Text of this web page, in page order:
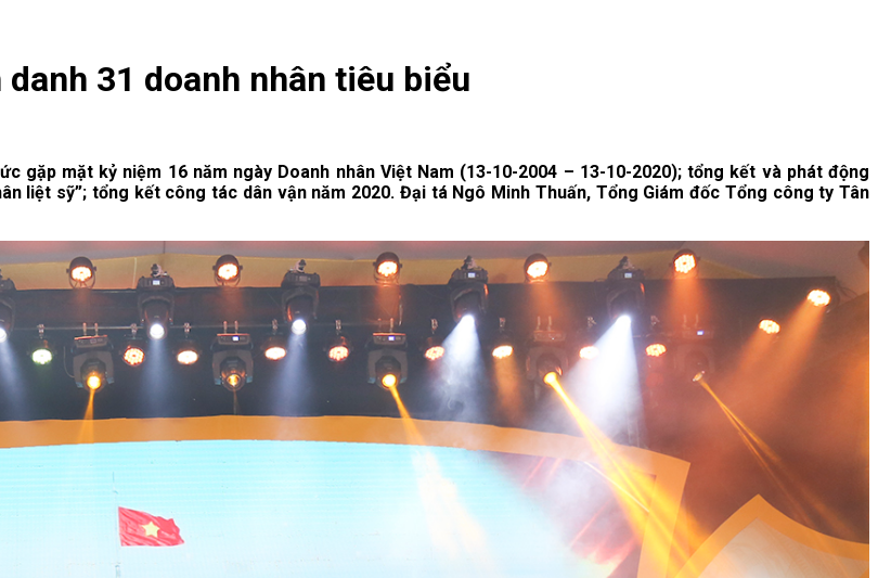
31 doanh nhân tiêu biểu
gặp mặt kỷ niệm 16 năm ngày Doanh nhân Việt Nam (13-10-2004 – 13-10-2020); tổng kết và phát động
liệt sỹ”; tổng kết công tác dân vận năm 2020. Đại tá Ngô Minh Thuấn, Tổng Giám đốc Tổng công ty Tân